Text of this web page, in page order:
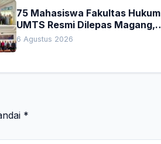
75 Mahasiswa Fakultas Hukum
UMTS Resmi Dilepas Magang,
Dekan Titip Empat Pesan
6 Agustus 2026
*